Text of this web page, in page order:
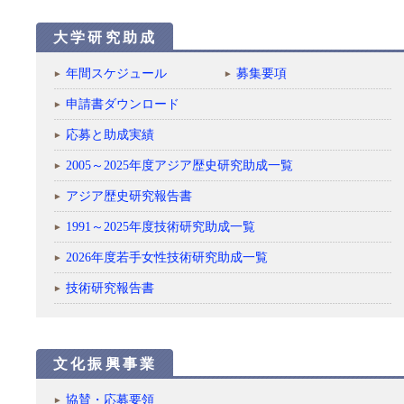
大学研究助成
年間スケジュール 募集要項
申請書ダウンロード
応募と助成実績
2005～2025年度アジア歴史研究助成一覧
アジア歴史研究報告書
1991～2025年度技術研究助成一覧
2026年度若手女性技術研究助成一覧
技術研究報告書
文化振興事業
協賛・応募要領